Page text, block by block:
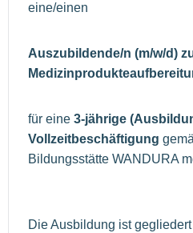
eine/einen
Auszubildende/n (m/w/d)
für eine 3-jährige
Vollzeitbeschäftigung
Bildungsstätte WANDURA
Die Ausbildung ist